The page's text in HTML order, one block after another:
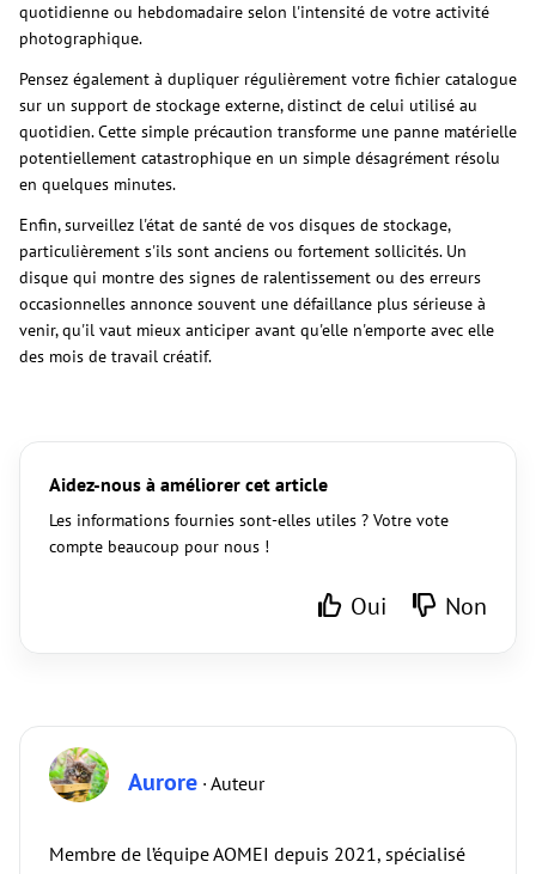
quotidienne ou hebdomadaire selon l'intensité de votre activité
photographique.
Pensez également à dupliquer régulièrement votre fichier catalogue
sur un support de stockage externe, distinct de celui utilisé au
quotidien. Cette simple précaution transforme une panne matérielle
potentiellement catastrophique en un simple désagrément résolu
en quelques minutes.
Enfin, surveillez l'état de santé de vos disques de stockage,
particulièrement s'ils sont anciens ou fortement sollicités. Un
disque qui montre des signes de ralentissement ou des erreurs
occasionnelles annonce souvent une défaillance plus sérieuse à
venir, qu'il vaut mieux anticiper avant qu'elle n'emporte avec elle
des mois de travail créatif.
Aidez-nous à améliorer cet article
Les informations fournies sont-elles utiles ? Votre vote
compte beaucoup pour nous !
Oui Non
Aurore · Auteur
Membre de l’équipe AOMEI depuis 2021, spécialisé